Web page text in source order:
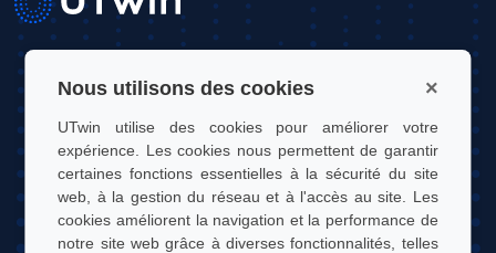
Nous utilisons des cookies ×
UTwin utilise des cookies pour améliorer votre
expérience. Les cookies nous permettent de garantir
certaines fonctions essentielles à la sécurité du site
web, à la gestion du réseau et à l'accès au site. Les
cookies améliorent la navigation et la performance de
notre site web grâce à diverses fonctionnalités, telles
UTwin S.r.l.
Contact : info@utwin.it
TVA : 12255450012
Adresse légale : Via Davide Bertolotti, 7, 10121, Turin, Italie
Adresse d'exploitation : OGR Tech, Corso Castelfidardo 22,